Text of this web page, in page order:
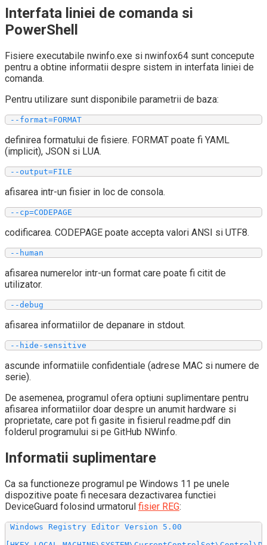
Interfata liniei de comanda si
PowerShell
Fisiere executabile nwinfo.exe si nwinfox64 sunt concepute
pentru a obtine informatii despre sistem in interfata liniei de
comanda.
Pentru utilizare sunt disponibile parametrii de baza:
--format=FORMAT
definirea formatului de fisiere. FORMAT poate fi YAML
(implicit), JSON si LUA.
--output=FILE
afisarea intr-un fisier in loc de consola.
--cp=CODEPAGE
codificarea. CODEPAGE poate accepta valori ANSI si UTF8.
--human
afisarea numerelor intr-un format care poate fi citit de
utilizator.
--debug
afisarea informatiilor de depanare in stdout.
--hide-sensitive
ascunde informatiile confidentiale (adrese MAC si numere de
serie).
De asemenea, programul ofera optiuni suplimentare pentru
afisarea informatiilor doar despre un anumit hardware si
proprietate, care pot fi gasite in fisierul readme.pdf din
folderul programului si pe GitHub NWinfo.
Informatii suplimentare
Ca sa functioneze programul pe Windows 11 pe unele
dispozitive poate fi necesara dezactivarea functiei
DeviceGuard folosind urmatorul fisier REG:
Windows Registry Editor Version 5.00